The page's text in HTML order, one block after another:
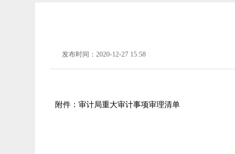
发布时间：2020-12-27 15:58
附件：审计局重大审计事项审理清单